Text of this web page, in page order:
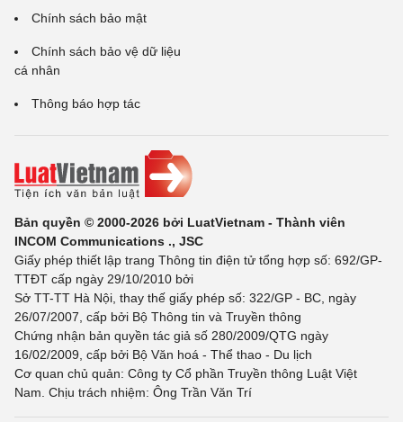
Chính sách bảo mật
Chính sách bảo vệ dữ liệu
cá nhân
Thông báo hợp tác
Bản quyền © 2000-2026 bởi LuatVietnam - Thành viên
INCOM Communications ., JSC
Giấy phép thiết lập trang Thông tin điện tử tổng hợp số: 692/GP-
TTĐT cấp ngày 29/10/2010 bởi
Sở TT-TT Hà Nội, thay thế giấy phép số: 322/GP - BC, ngày
26/07/2007, cấp bởi Bộ Thông tin và Truyền thông
Chứng nhận bản quyền tác giả số 280/2009/QTG ngày
16/02/2009, cấp bởi Bộ Văn hoá - Thể thao - Du lịch
Cơ quan chủ quản: Công ty Cổ phần Truyền thông Luật Việt
Nam. Chịu trách nhiệm: Ông Trần Văn Trí